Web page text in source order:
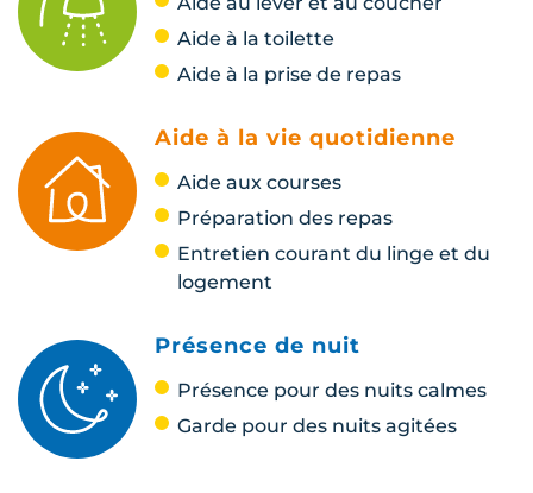
Aide à la toilette
Aide à la prise de repas
Aide à la vie quotidienne
Aide aux courses
Préparation des repas
Entretien courant du linge et du
logement
Présence de nuit
Présence pour des nuits calmes
Garde pour des nuits agitées